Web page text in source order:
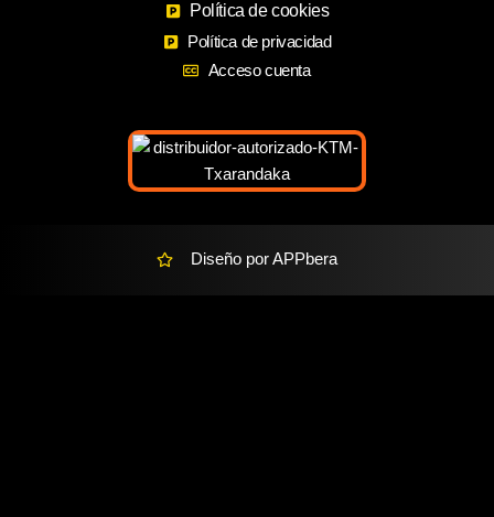
o
o
k
g
r
a
m
a
r
k
e
a
l
Política de cookies
Política de privacidad
Acceso cuenta
Diseño por APPbera